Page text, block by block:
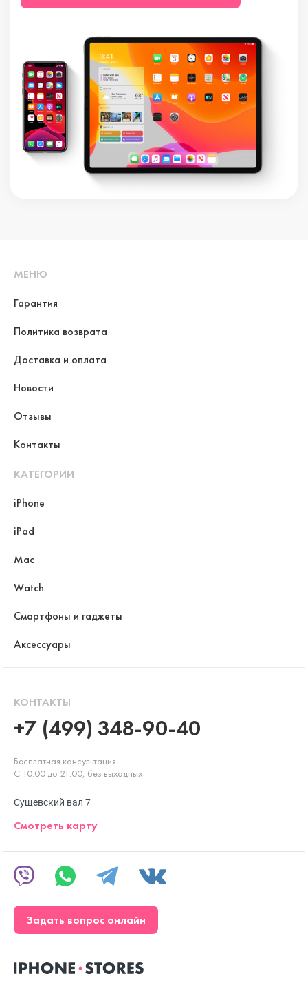
МЕНЮ
Гарантия
Политика возврата
Доставка и оплата
Новости
Отзывы
Контакты
КАТЕГОРИИ
iPhone
iPad
Mac
Watch
Смартфоны и гаджеты
Аксессуары
КОНТАКТЫ
+7 (499) 348-90-40
Бесплатная консультация
С 10:00 до 21:00, без выходных
Сущевский вал 7
Смотреть карту
Задать вопрос онлайн